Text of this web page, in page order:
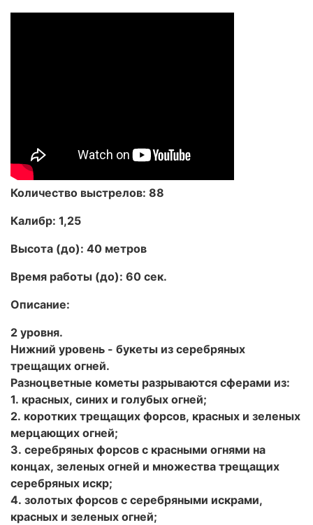
Количество выстрелов: 88
Калибр: 1,25
Высота (до): 40 метров
Время работы (до): 60 сек.
Описание:
2 уровня.
Нижний уровень - букеты из серебряных
трещащих огней.
Разноцветные кометы разрываются сферами из:
1. красных, синих и голубых огней;
2. коротких трещащих форсов, красных и зеленых
мерцающих огней;
3. серебряных форсов с красными огнями на
концах, зеленых огней и множества трещащих
серебряных искр;
4. золотых форсов с серебряными искрами,
красных и зеленых огней;